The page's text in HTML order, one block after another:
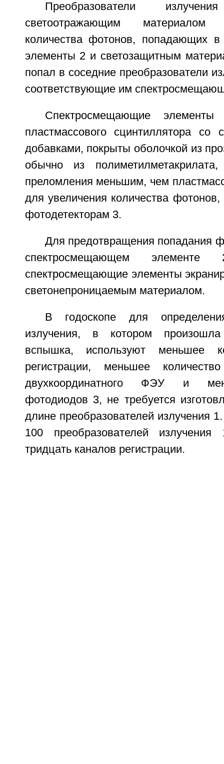
Преобразователи
светоотражающим
количества фотонов, попадающих
элементы 2 и светозащитным
попал в соседние преобразователи
соответствующие им
Спектросмещающие
пластмассового сцинтиллятора со
добавками, покрыты оболочкой из
обычно из
преломления меньшим, чем
для увеличения количества
фотодетекторам 3.
Для предотвращения попадания
спектросмещающем
спектросмещающие элементы
светонепроницаемым материалом.
В годоскопе для
излучения, в котором произошла
вспышка, используют меньшее
регистрации, меньшее
двухкоординатного ФЭУ и
фотодиодов 3, не требуется
длине преобразователей излучения
100 преобразователей излучения
тридцать каналов регистрации.